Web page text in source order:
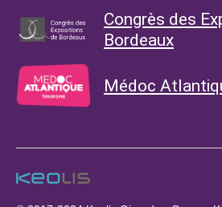
Congrès des
Bordeaux
Médoc